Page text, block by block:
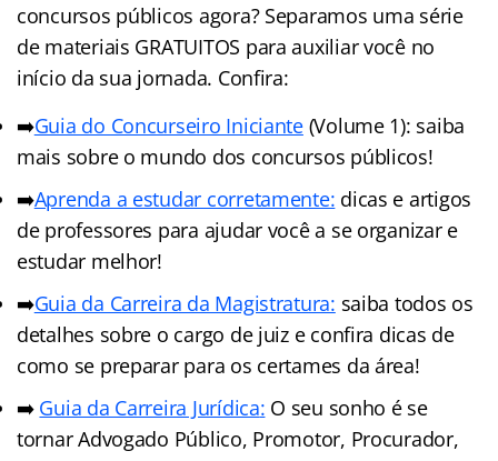
concursos públicos agora? Separamos uma série
de materiais GRATUITOS para auxiliar você no
início da sua jornada. Confira:
➡️Guia do Concurseiro Iniciante(Volume 1): saiba
mais sobre o mundo dos concursos públicos!
➡️Aprenda a estudar corretamente: dicas e artigos
de professores para ajudar você a se organizar e
estudar melhor!
➡️Guia da Carreira da Magistratura: saiba todos os
detalhes sobre o cargo de juiz e confira dicas de
como se preparar para os certames da área!
➡️ Guia da Carreira Jurídica: O seu sonho é se
tornar Advogado Público, Promotor, Procurador,